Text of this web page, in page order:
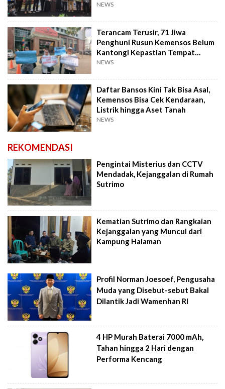
NEWS
Terancam Terusir, 71 Jiwa
Penghuni Rusun Kemensos Belum
Kantongi Kepastian Tempat
Tinggal Baru
NEWS
Daftar Bansos Kini Tak Bisa Asal,
Kemensos Bisa Cek Kendaraan,
Listrik hingga Aset Tanah
NEWS
REKOMENDASI
Pengintai Misterius dan CCTV
Mendadak, Kejanggalan di Rumah
Sutrimo
Kematian Sutrimo dan Rangkaian
Kejanggalan yang Muncul dari
Kampung Halaman
Profil Norman Joesoef, Pengusaha
Muda yang Disebut-sebut Bakal
Dilantik Jadi Wamenhan RI
4 HP Murah Baterai 7000 mAh,
Tahan hingga 2 Hari dengan
Performa Kencang